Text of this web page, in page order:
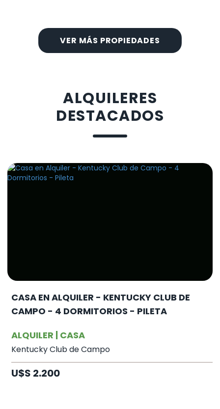
VER MÁS PROPIEDADES
ALQUILERES
DESTACADOS
CASA EN ALQUILER - KENTUCKY CLUB DE
CAMPO - 4 DORMITORIOS - PILETA
ALQUILER | CASA
Kentucky Club de Campo
U$S 2.200